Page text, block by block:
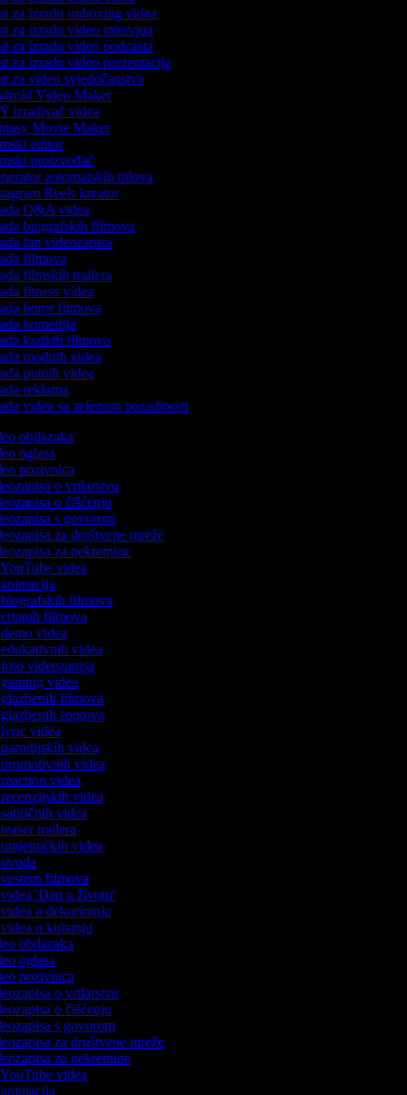
za izradu unboxing videa
za izradu video intervjua
za izradu video podcasta
za izradu video prezentacija
za video svjedočanstva
Video Maker
izrađivač videa
Movie Maker
editor
proizvođač
automatskih titlova
Reels kreator
Q&A videa
biografskih filmova
fan videozapisa
filmova
filmskih trailera
fitness videa
horor filmova
komedija
kratkih filmova
modnih videa
putnih videa
reklama
videa sa zelenom pozadinom
obilazaka
oglasa
pozivnica
o vrtlarstvu
o čišćenju
s govorom
za društvene mreže
za nekretnine
videa
biografskih filmova
crtanih filmova
videa
edukativnih videa
videozapisa
videa
glazbenih filmova
spotova
lyric videa
parodijskih videa
promotivnih videa
videa
videa
videa
trailera
umjetničkih videa
vestern filmova
videa 'Dan u životu'
videa o dekoriranju
videa o kuhanju
obilazaka
oglasa
pozivnica
o vrtlarstvu
o čišćenju
s govorom
za društvene mreže
za nekretnine
videa